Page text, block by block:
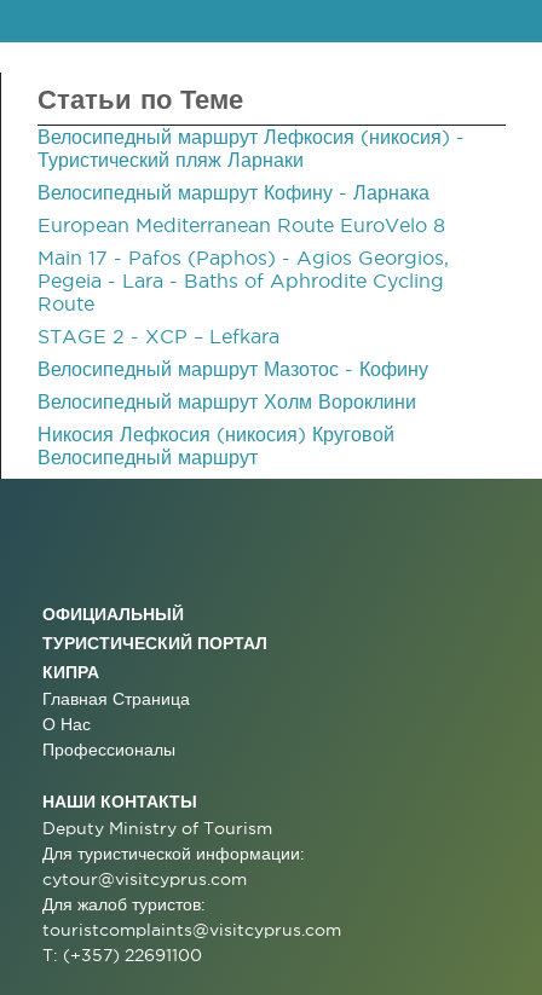
Статьи по Теме
Велосипедный маршрут Лефкосия (никосия) -
Туристический пляж Ларнаки
Велосипедный маршрут Кофину - Ларнака
European Mediterranean Route EuroVelo 8
Main 17 - Pafos (Paphos) - Agios Georgios,
Pegeia - Lara - Baths of Aphrodite Cycling
Route
STAGE 2 - XCP – Lefkara
Велосипедный маршрут Мазотос - Кофину
Велосипедный маршрут Холм Вороклини
Никосия Лефкосия (никосия) Круговой
Велосипедный маршрут
ОФИЦИАЛЬНЫЙ
ТУРИСТИЧЕСКИЙ ПОРТАЛ
КИПРА
Главная Страница
О Нас
Профессионалы
НАШИ КОНТАКТЫ
Deputy Ministry of Tourism
Для туристической информации:
cytour@visitcyprus.com
Для жалоб туристов:
touristcomplaints@visitcyprus.com
T: (+357) 22691100